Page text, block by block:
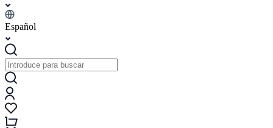
Español